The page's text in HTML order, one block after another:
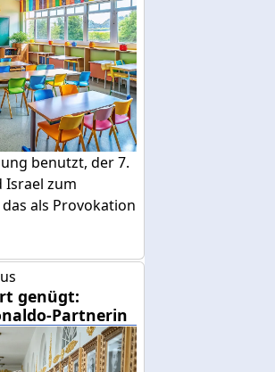
benutzt, der 7.
zum
als Provokation
genügt:
Partnerin